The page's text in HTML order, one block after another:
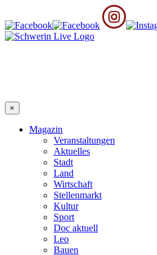
×
Magazin
Veranstaltungen
Aktuelles
Stadt
Land
Wirtschaft
Stellenmarkt
Kultur
Sport
Doc aktuell
Leo
Bauen